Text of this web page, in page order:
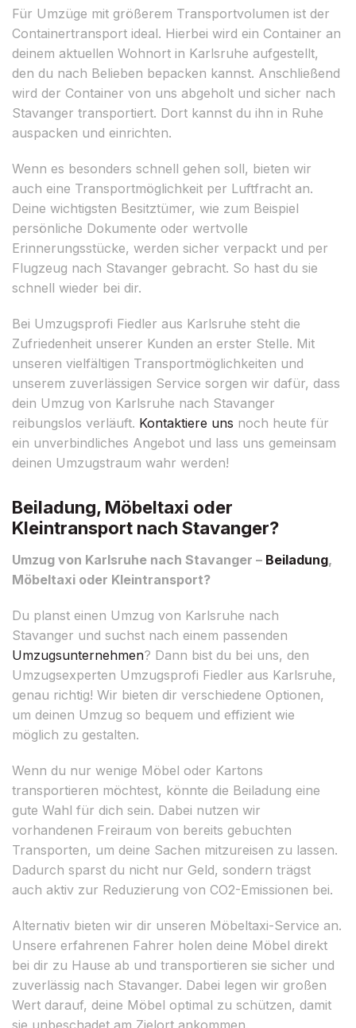
Für Umzüge mit größerem Transportvolumen ist der
Containertransport ideal. Hierbei wird ein Container an
deinem aktuellen Wohnort in Karlsruhe aufgestellt,
den du nach Belieben bepacken kannst. Anschließend
wird der Container von uns abgeholt und sicher nach
Stavanger transportiert. Dort kannst du ihn in Ruhe
auspacken und einrichten.
Wenn es besonders schnell gehen soll, bieten wir
auch eine Transportmöglichkeit per Luftfracht an.
Deine wichtigsten Besitztümer, wie zum Beispiel
persönliche Dokumente oder wertvolle
Erinnerungsstücke, werden sicher verpackt und per
Flugzeug nach Stavanger gebracht. So hast du sie
schnell wieder bei dir.
Bei Umzugsprofi Fiedler aus Karlsruhe steht die
Zufriedenheit unserer Kunden an erster Stelle. Mit
unseren vielfältigen Transportmöglichkeiten und
unserem zuverlässigen Service sorgen wir dafür, dass
dein Umzug von Karlsruhe nach Stavanger
reibungslos verläuft. Kontaktiere uns noch heute für
ein unverbindliches Angebot und lass uns gemeinsam
deinen Umzugstraum wahr werden!
Beiladung, Möbeltaxi oder
Kleintransport nach Stavanger?
Umzug von Karlsruhe nach Stavanger – Beiladung,
Möbeltaxi oder Kleintransport?
Du planst einen Umzug von Karlsruhe nach
Stavanger und suchst nach einem passenden
Umzugsunternehmen? Dann bist du bei uns, den
Umzugsexperten Umzugsprofi Fiedler aus Karlsruhe,
genau richtig! Wir bieten dir verschiedene Optionen,
um deinen Umzug so bequem und effizient wie
möglich zu gestalten.
Wenn du nur wenige Möbel oder Kartons
transportieren möchtest, könnte die Beiladung eine
gute Wahl für dich sein. Dabei nutzen wir
vorhandenen Freiraum von bereits gebuchten
Transporten, um deine Sachen mitzureisen zu lassen.
Dadurch sparst du nicht nur Geld, sondern trägst
auch aktiv zur Reduzierung von CO2-Emissionen bei.
Alternativ bieten wir dir unseren Möbeltaxi-Service an.
Unsere erfahrenen Fahrer holen deine Möbel direkt
bei dir zu Hause ab und transportieren sie sicher und
zuverlässig nach Stavanger. Dabei legen wir großen
Wert darauf, deine Möbel optimal zu schützen, damit
sie unbeschadet am Zielort ankommen.